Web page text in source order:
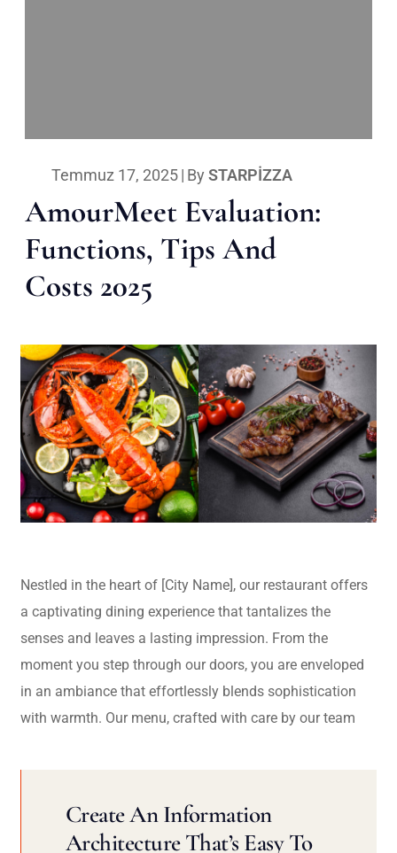
Temmuz 17, 2025| By STARPIZZA
AmourMeet Evaluation:
Functions, Tips And
Costs 2025
Nestled in the heart of [City Name], our restaurant offers
a captivating dining experience that tantalizes the
senses and leaves a lasting impression. From the
moment you step through our doors, you are enveloped
in an ambiance that effortlessly blends sophistication
with warmth. Our menu, crafted with care by our team
Create An Information
Architecture That’s Easy To